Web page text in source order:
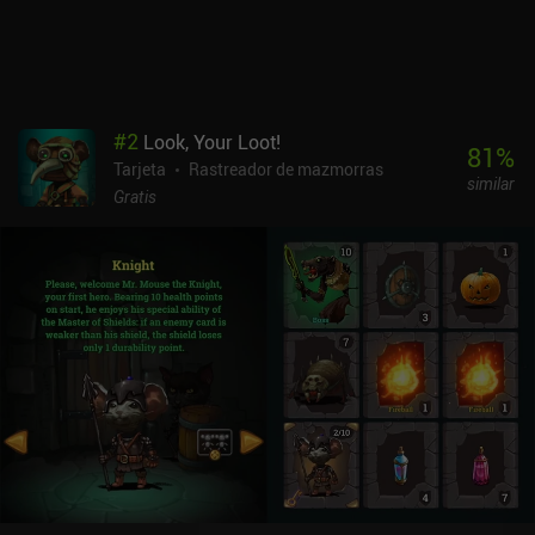
#2 Look, Your Loot!
Tarjeta
Rastreador de mazmorras
Gratis
81%
similar